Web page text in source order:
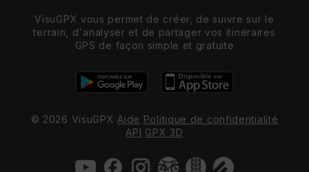
VisuGPX vous permet de créer, de suivre sur le
terrain, d'analyser et de partager vos itinéraires
GPS de façon simple et gratuite
© 2026 VisuGPX Aide Politique de confidentialité
API GPX 3D